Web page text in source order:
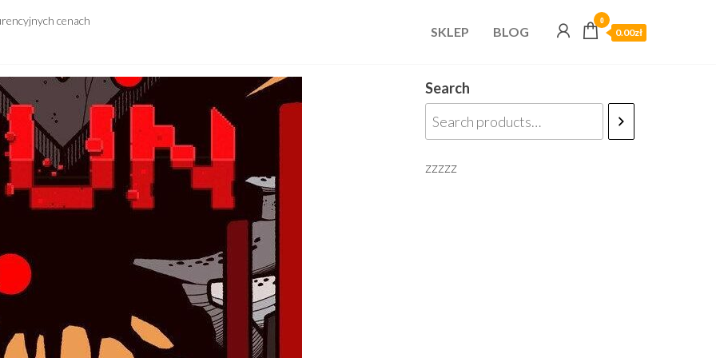
cenach
SKLEP BLOG
0
0.00zł
Search
zzzzz